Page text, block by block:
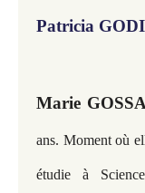
Patricia GODI
Marie
ans. Moment où
étudie à